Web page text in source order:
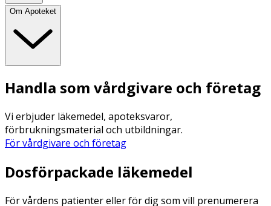
Om Apoteket
Handla som vårdgivare och företag
Vi erbjuder läkemedel, apoteksvaror,
förbrukningsmaterial och utbildningar.
För vårdgivare och företag
Dosförpackade läkemedel
För vårdens patienter eller för dig som vill prenumerera